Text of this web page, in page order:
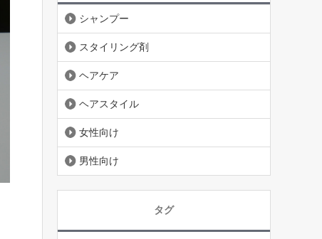
シャンプー
スタイリング剤
ヘアケア
ヘアスタイル
女性向け
男性向け
タグ